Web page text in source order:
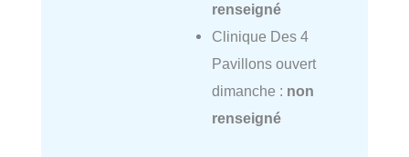
renseigné
Clinique Des 4
Pavillons ouvert
dimanche : non
renseigné